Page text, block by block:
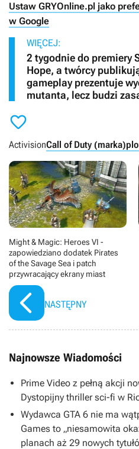
Ustaw GRYOnline.pl jako
w Google
WIĘCEJ:
2 tygodnie do premiery
Hope, a twórcy
gameplay prezentuje
mutanta, lecz budzi

ActivisionCall of Duty (marka)
Might & Magic: Heroes VI -
zapowiedziano dodatek Pirates
of the Savage Sea i patch
przywracający ekrany miast
NASTĘPNY
Najnowsze Wiadomości
Prime Video z pełną akcji
Dystopijny thriller sci-fi w
Wydawca GTA 6 nie ma
Games to „niesamowita
planach aż 29 nowych